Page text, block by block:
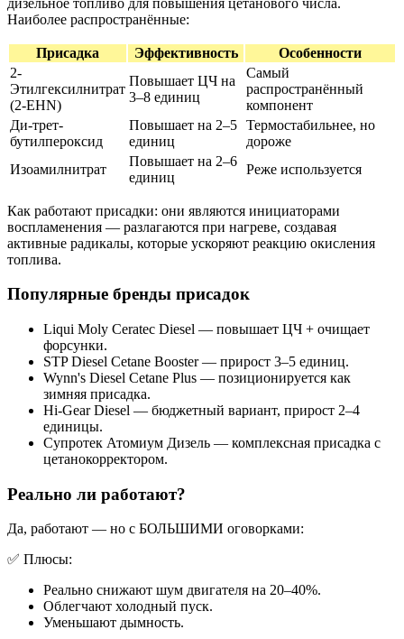
Наиболее распространённые:
Присадка Эффективность
Особенности
2-
Этилгексилнитрат
(2-EHN)
Повышает ЦЧ на
3–8 единиц
Самый
распространённый
компонент
Ди-трет-
бутилпероксид
Повышает на 2–5
единиц
Термостабильнее, но
дороже
Изоамилнитрат
Повышает на 2–6
единиц
Реже используется
Как работают присадки: они являются инициаторами
воспламенения — разлагаются при нагреве, создавая
активные радикалы, которые ускоряют реакцию окисления
топлива.
Популярные бренды присадок
Liqui Moly Ceratec Diesel — повышает ЦЧ + очищает
форсунки.
STP Diesel Cetane Booster — прирост 3–5 единиц.
Wynn's Diesel Cetane Plus — позиционируется как
зимняя присадка.
Hi-Gear Diesel — бюджетный вариант, прирост 2–4
единицы.
Супротек Атомиум Дизель — комплексная присадка с
цетанокорректором.
Реально ли работают?
Да, работают — но с БОЛЬШИМИ оговорками:
✅ Плюсы:
Реально снижают шум двигателя на 20–40%.
Облегчают холодный пуск.
Уменьшают дымность.